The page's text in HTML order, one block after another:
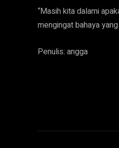
“Masih kita dalami
mengingat bahaya
Penulis: angga